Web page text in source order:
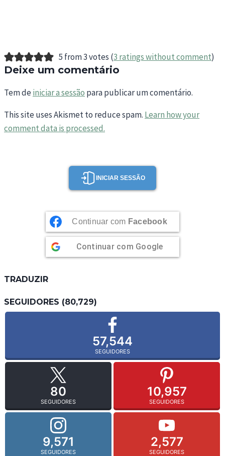
5 from 3 votes (3 ratings without comment)
Deixe um comentário
Tem deiniciar a sessão para publicar um comentário.
This site uses Akismet to reduce spam. Learn how your
comment data is processed.
INICIAR SESSÃO
Continuar com Facebook
Continuar com Google
TRADUZIR
SEGUIDORES (80,729)
57,544
SEGUIDORES
80
SEGUIDORES
10,957
SEGUIDORES
9,571
SEGUIDORES
2,577
SEGUIDORES